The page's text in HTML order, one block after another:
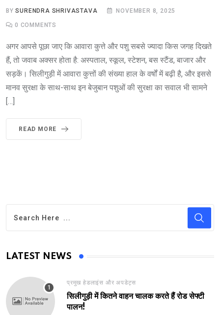
BYSURENDRA SHRIVASTAVA NOVEMBER 8, 2025
0 COMMENTS
अगर आपसे पूछा जाए कि आवारा कुत्ते और पशु सबसे ज्यादा किस जगह दिखते
हैं, तो जवाब अक्सर होता है: अस्पताल, स्कूल, स्टेशन, बस स्टैंड, बाजार और
सड़कें। सिलीगुड़ी में आवारा कुत्तों की संख्या हाल के वर्षों में बढ़ी है, और इससे
मानव सुरक्षा के साथ-साथ इन बेजुबान पशुओं की सुरक्षा का सवाल भी सामने
[…]
READ MORE
LATEST NEWS
प्रमुख हेडलाइंस और अपडेट्स
सिलीगुड़ी में कितने वाहन चालक करते हैं रोड सेफ्टी
पालन!